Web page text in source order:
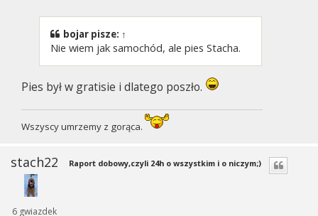
bojar pisze: ↑
Nie wiem jak samochód, ale pies Stacha.
Pies był w gratisie i dlatego poszło.
Wszyscy umrzemy z gorąca.
stach22
6 gwiazdek
Raport dobowy,czyli 24h o wszystkim i o niczym;)